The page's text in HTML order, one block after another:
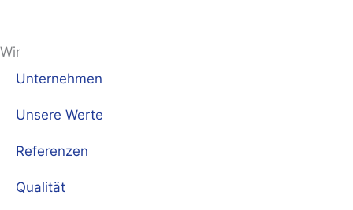
Wir
Unternehmen
Unsere Werte
Referenzen
Qualität